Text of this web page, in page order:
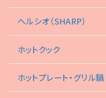
ヘルシオ（SHARP）
ホットクック
ホットプレート・グリル鍋